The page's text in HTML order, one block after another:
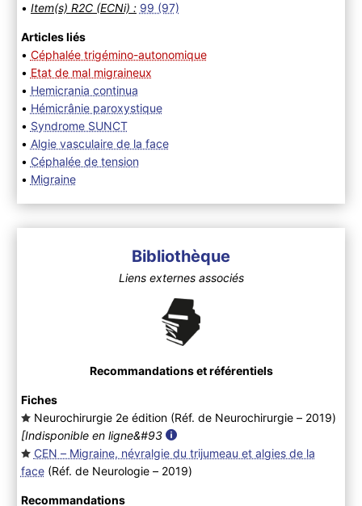
• Item(s) R2C (ECNi) : 99 (97)
Articles liés
• Céphalée trigémino-autonomique
• Etat de mal migraineux
• Hemicrania continua
• Hémicrânie paroxystique
• Syndrome SUNCT
• Algie vasculaire de la face
• Céphalée de tension
• Migraine
Bibliothèque
Liens externes associés
Recommandations et référentiels
Fiches
Neurochirurgie 2e édition (Réf. de Neurochirurgie – 2019)
[Indisponible en ligne&#93
CEN – Migraine, névralgie du trijumeau et algies de la
face(Réf. de Neurologie – 2019)
Recommandations